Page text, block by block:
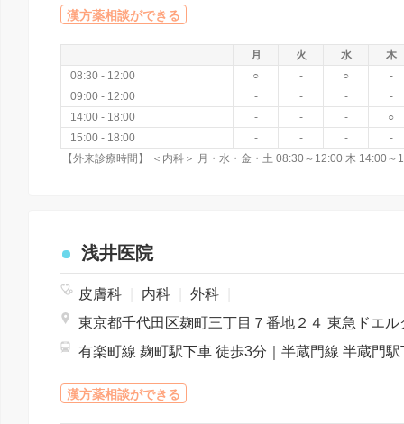
漢方薬相談ができる
月 火 水
木
08:30 - 12:00
○ - ○
-
09:00 - 12:00
- - -
-
14:00 - 18:00
- - -
○
15:00 - 18:00
- - - -
浅井医院
皮膚科 内科 外科
漢方薬相談ができる